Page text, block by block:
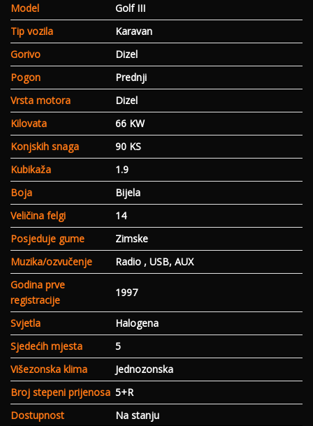
Model
Golf III
Tip vozila
Karavan
Gorivo
Dizel
Pogon
Prednji
Vrsta motora
Dizel
Kilovata
66 KW
Konjskih snaga
90 KS
Kubikaža
1.9
Boja
Bijela
Veličina felgi
14
Posjeduje gume
Zimske
Muzika/ozvučenje
Radio , USB, AUX
Godina prve
registracije
1997
Svjetla
Halogena
Sjedećih mjesta
5
Višezonska klima
Jednozonska
Broj stepeni prijenosa 5+R
Dostupnost
Na stanju